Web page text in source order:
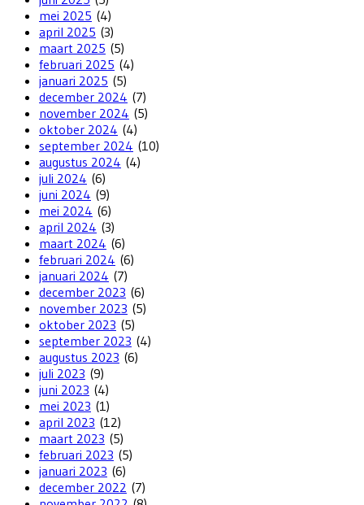
mei 2025 (4)
april 2025 (3)
maart 2025 (5)
februari 2025 (4)
januari 2025 (5)
december 2024 (7)
november 2024 (5)
oktober 2024 (4)
september 2024 (10)
augustus 2024 (4)
juli 2024 (6)
juni 2024 (9)
mei 2024 (6)
april 2024 (3)
maart 2024 (6)
februari 2024 (6)
januari 2024 (7)
december 2023 (6)
november 2023 (5)
oktober 2023 (5)
september 2023 (4)
augustus 2023 (6)
juli 2023 (9)
juni 2023 (4)
mei 2023 (1)
april 2023 (12)
maart 2023 (5)
februari 2023 (5)
januari 2023 (6)
december 2022 (7)